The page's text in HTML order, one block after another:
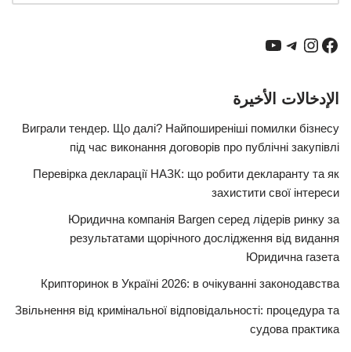
الإدخالات الأخيرة
Виграли тендер. Що далі? Найпоширеніші помилки бізнесу
під час виконання договорів про публічні закупівлі
Перевірка декларації НАЗК: що робити декларанту та як
захистити свої інтереси
Юридична компанія Bargen серед лідерів ринку за
результатами щорічного дослідження від видання
Юридична газета
Крипторинок в Україні 2026: в очікуванні законодавства
Звільнення від кримінальної відповідальності: процедура та
судова практика